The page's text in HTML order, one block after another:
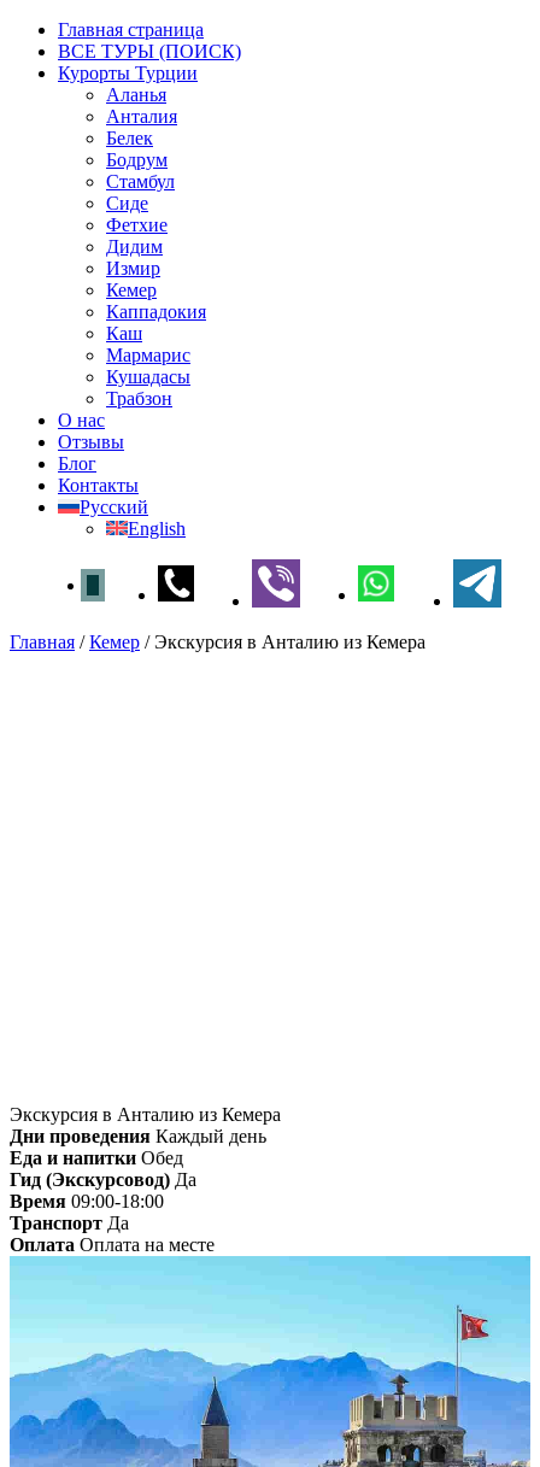
Главная страница
ВСЕ ТУРЫ (ПОИСК)
Курорты Турции
Аланья
Анталия
Белек
Бодрум
Стамбул
Сиде
Фетхие
Дидим
Измир
Кемер
Каппадокия
Каш
Мармарис
Кушадасы
Трабзон
О нас
Отзывы
Блог
Контакты
Русский
English
Главная /Кемер /Экскурсия в Анталию из Кемера
Экскурсия в Анталию из Кемера
Дни проведения Каждый день
Еда и напитки Обед
Гид (Экскурсовод) Да
Время 09:00-18:00
Транспорт Да
Оплата Оплата на месте